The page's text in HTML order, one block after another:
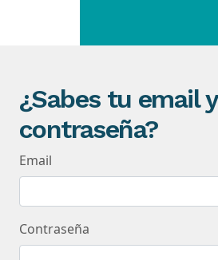
¿Sabes tu email y
contraseña?
Email
Contraseña